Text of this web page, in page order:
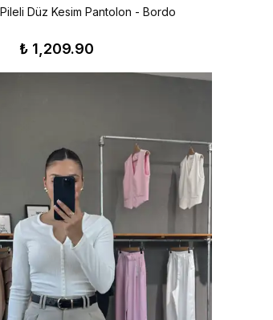
Düz Kesim Pantolon - Bordo
₺ 1,209.90